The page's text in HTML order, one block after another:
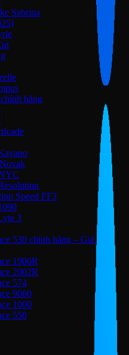
Sabrina
hãng
Speed FF3
3
530 chính hãng – Giá Tốt
1906R
2002R
574
9060
1000
550